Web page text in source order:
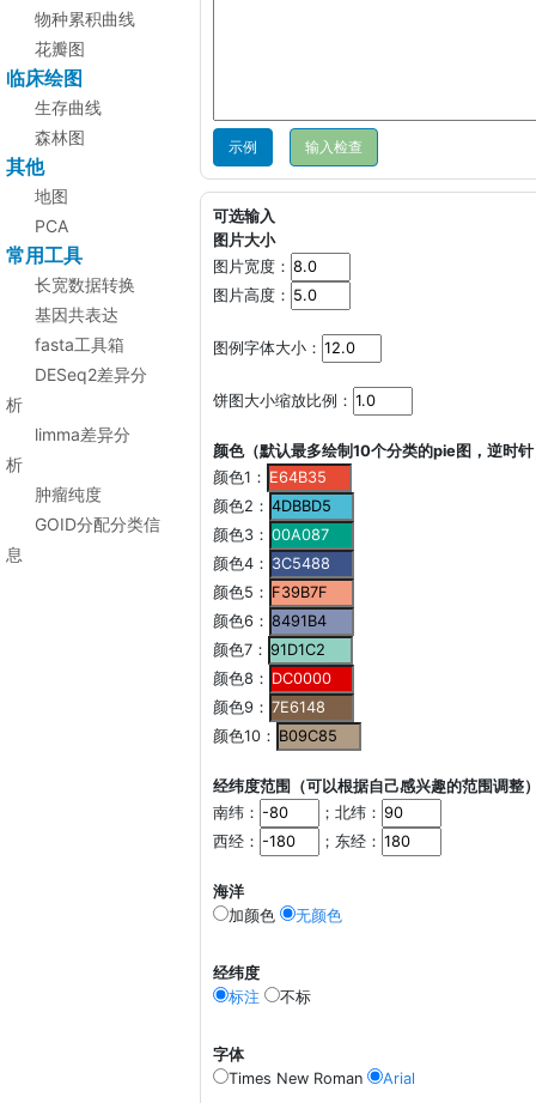
物种累积曲线
花瓣图
临床绘图
生存曲线
森林图
其他
地图
PCA
常用工具
长宽数据转换
基因共表达
fasta工具箱
DESeq2差异分
析
limma差异分
析
肿瘤纯度
GOID分配分类信
息
示例
可选输入
图片大小
图片宽度：
图片高度：
图例字体大小：
饼图大小缩放比例：
颜色（默认最多绘制10个分类的pie图，逆时
颜色1：
颜色2：
颜色3：
颜色4：
颜色5：
颜色6：
颜色7：
颜色8：
颜色9：
颜色10：
经纬度范围（可以根据自己感兴趣的范围调整
南纬：
；北纬：
西经：
；东经：
海洋
加颜色
无颜色
经纬度
标注
不标
字体
Times New Roman
Arial